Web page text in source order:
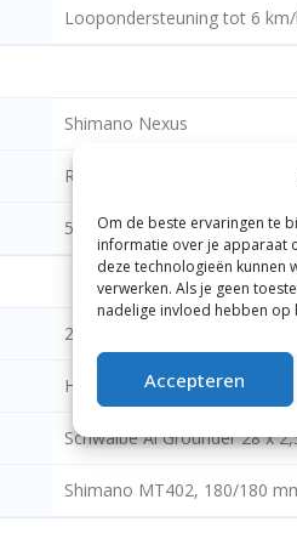
Om de beste ervaringen te
informatie over je apparaat
deze technologieën kunnen
verwerken. Als je geen
nadelige invloed hebben op
Accepteren
Loopondersteuning tot 6
Shimano Nexus
Riemaandrijving
5
28 inch
Hydraulische schijfrem
Schwalbe Al Grounder 28 x
Shimano MT402, 180/180